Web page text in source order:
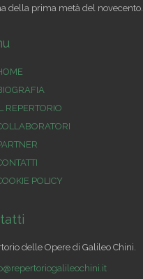
della prima metà del novecento.
REPERTORIO
POLICY
delle Opere di Galileo Chini.